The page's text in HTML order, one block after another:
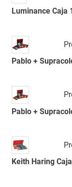
Luminance Caja
Pablo +
Pablo +
Keith Haring